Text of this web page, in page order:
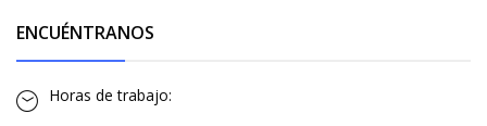
ENCUÉNTRANOS
Horas de trabajo: